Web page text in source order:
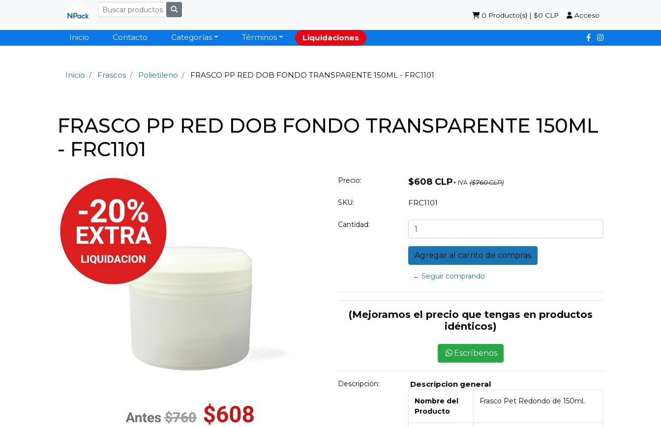
0 Producto(s) | $0 CLP Acceso
Inicio Contacto Categorías Términos Liquidaciones
Inicio Frascos Polietileno FRASCO PP RED DOB FONDO TRANSPARENTE 150ML - FRC1101
FRASCO PP RED DOB FONDO TRANSPARENTE 150ML
- FRC1101
Precio: $608 CLP+ IVA ($760 CLP)
SKU: FRC1101
Cantidad:
← Seguir comprando
(Mejoramos el precio que tengas en productos
idénticos)
Escríbenos
Descripción: Descripcion general
Nombre del
Producto
Frasco Pet Redondo de 150ml.